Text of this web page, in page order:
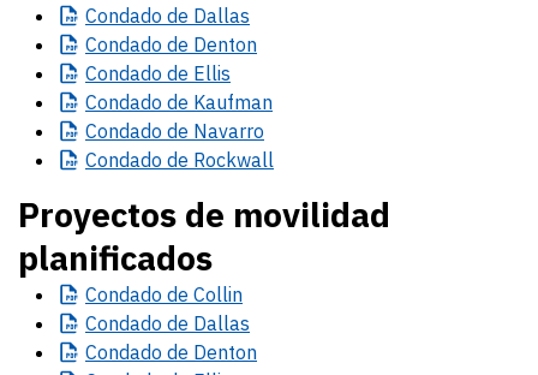
Condado de Dallas
Condado de Denton
Condado de Ellis
Condado de Kaufman
Condado de Navarro
Condado de Rockwall
Proyectos de movilidad
planificados
Condado de Collin
Condado de Dallas
Condado de Denton